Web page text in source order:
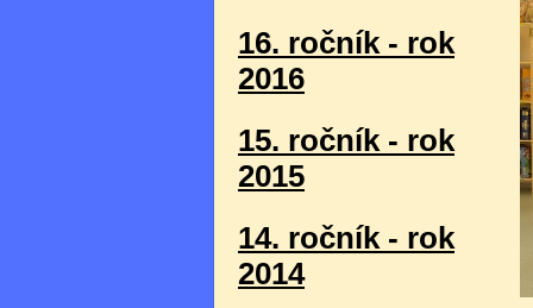
16. ročník - rok
2016
15. ročník - rok
2015
14. ročník - rok
2014